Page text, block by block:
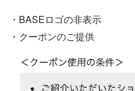
・BASEロゴの非表示
・クーポンのご提供